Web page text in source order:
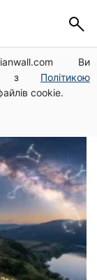
Ви
з Політикою
cookie.